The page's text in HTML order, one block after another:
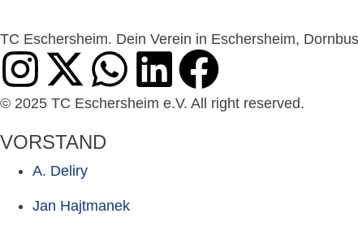
TC Eschersheim. Dein Verein in Eschersheim,
© 2025 TC Eschersheim e.V. All right reserved.
VORSTAND
A. Deliry
Jan Hajtmanek